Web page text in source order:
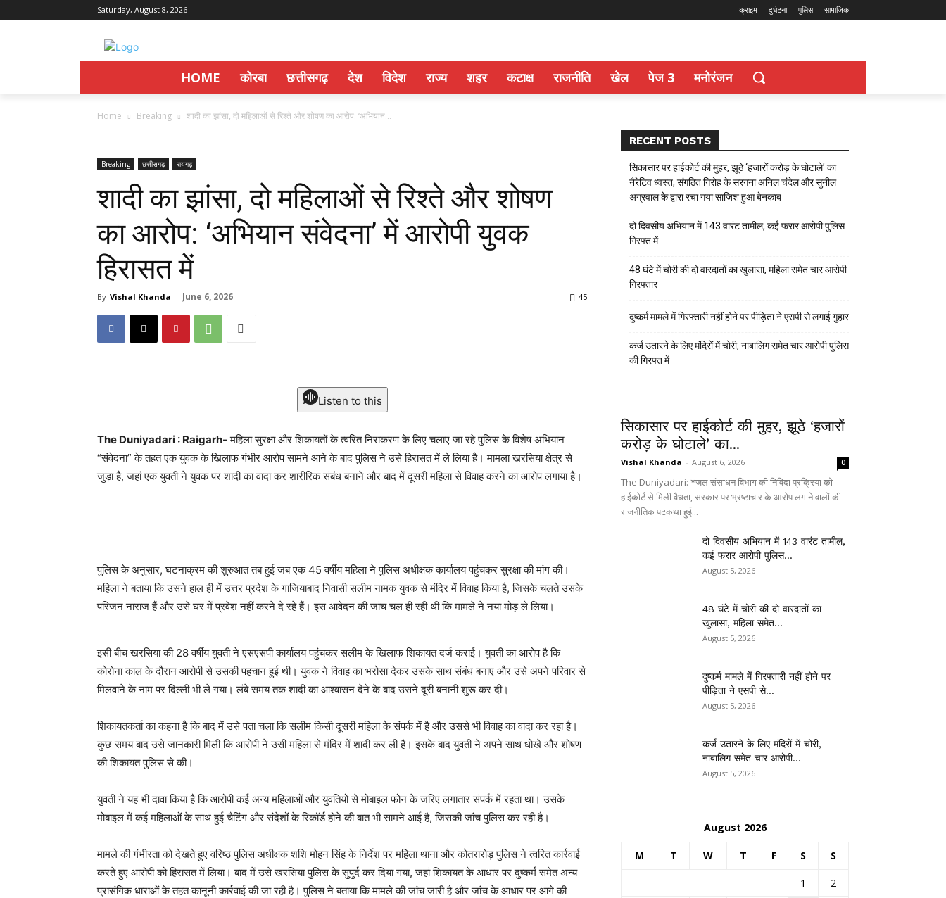
Saturday, August 8, 2026 क्राइम दुर्घटना पुलिस सामाजिक
HOME कोरबा छत्तीसगढ़ देश विदेश राज्य शहर कटाक्ष राजनीति खेल पेज 3 मनोरंजन
Home Breaking शादी का झांसा, दो महिलाओं से रिश्ते और शोषण का आरोप: ‘अभियान...
Breaking छत्तीसगढ़ रायगढ़
शादी का झांसा, दो महिलाओं से रिश्ते और शोषण
का आरोप: ‘अभियान संवेदना’ में आरोपी युवक
हिरासत में
By Vishal Khanda - June 6, 2026 45
Listen to this
The Duniyadari : Raigarh- महिला सुरक्षा और शिकायतों के त्वरित निराकरण के लिए चलाए जा रहे पुलिस के विशेष अभियान
“संवेदना” के तहत एक युवक के खिलाफ गंभीर आरोप सामने आने के बाद पुलिस ने उसे हिरासत में ले लिया है। मामला खरसिया क्षेत्र से
जुड़ा है, जहां एक युवती ने युवक पर शादी का वादा कर शारीरिक संबंध बनाने और बाद में दूसरी महिला से विवाह करने का आरोप लगाया है।
पुलिस के अनुसार, घटनाक्रम की शुरुआत तब हुई जब एक 45 वर्षीय महिला ने पुलिस अधीक्षक कार्यालय पहुंचकर सुरक्षा की मांग की।
महिला ने बताया कि उसने हाल ही में उत्तर प्रदेश के गाजियाबाद निवासी सलीम नामक युवक से मंदिर में विवाह किया है, जिसके चलते उसके
परिजन नाराज हैं और उसे घर में प्रवेश नहीं करने दे रहे हैं। इस आवेदन की जांच चल ही रही थी कि मामले ने नया मोड़ ले लिया।
इसी बीच खरसिया की 28 वर्षीय युवती ने एसएसपी कार्यालय पहुंचकर सलीम के खिलाफ शिकायत दर्ज कराई। युवती का आरोप है कि
कोरोना काल के दौरान आरोपी से उसकी पहचान हुई थी। युवक ने विवाह का भरोसा देकर उसके साथ संबंध बनाए और उसे अपने परिवार से
मिलवाने के नाम पर दिल्ली भी ले गया। लंबे समय तक शादी का आश्वासन देने के बाद उसने दूरी बनानी शुरू कर दी।
शिकायतकर्ता का कहना है कि बाद में उसे पता चला कि सलीम किसी दूसरी महिला के संपर्क में है और उससे भी विवाह का वादा कर रहा है।
कुछ समय बाद उसे जानकारी मिली कि आरोपी ने उसी महिला से मंदिर में शादी कर ली है। इसके बाद युवती ने अपने साथ धोखे और शोषण
की शिकायत पुलिस से की।
युवती ने यह भी दावा किया है कि आरोपी कई अन्य महिलाओं और युवतियों से मोबाइल फोन के जरिए लगातार संपर्क में रहता था। उसके
मोबाइल में कई महिलाओं के साथ हुई चैटिंग और संदेशों के रिकॉर्ड होने की बात भी सामने आई है, जिसकी जांच पुलिस कर रही है।
मामले की गंभीरता को देखते हुए वरिष्ठ पुलिस अधीक्षक शशि मोहन सिंह के निर्देश पर महिला थाना और कोतरारोड़ पुलिस ने त्वरित कार्रवाई
करते हुए आरोपी को हिरासत में लिया। बाद में उसे खरसिया पुलिस के सुपुर्द कर दिया गया, जहां शिकायत के आधार पर दुष्कर्म समेत अन्य
प्रासंगिक धाराओं के तहत कानूनी कार्रवाई की जा रही है। पुलिस ने बताया कि मामले की जांच जारी है और जांच के आधार पर आगे की
RECENT POSTS
सिकासार पर हाईकोर्ट की मुहर, झूठे ‘हजारों करोड़ के घोटाले’ का
नैरेटिव ध्वस्त, संगठित गिरोह के सरगना अनिल चंदेल और सुनील
अग्रवाल के द्वारा रचा गया साजिश हुआ बेनकाब
दो दिवसीय अभियान में 143 वारंट तामील, कई फरार आरोपी पुलिस
गिरफ्त में
48 घंटे में चोरी की दो वारदातों का खुलासा, महिला समेत चार आरोपी
गिरफ्तार
दुष्कर्म मामले में गिरफ्तारी नहीं होने पर पीड़िता ने एसपी से लगाई गुहार
कर्ज उतारने के लिए मंदिरों में चोरी, नाबालिग समेत चार आरोपी पुलिस
की गिरफ्त में
सिकासार पर हाईकोर्ट की मुहर, झूठे ‘हजारों
करोड़ के घोटाले’ का...
Vishal Khanda - August 6, 2026 0
The Duniyadari: *जल संसाधन विभाग की निविदा प्रक्रिया को
हाईकोर्ट से मिली वैधता, सरकार पर भ्रष्टाचार के आरोप लगाने वालों की
राजनीतिक पटकथा हुई...
दो दिवसीय अभियान में 143 वारंट तामील,
कई फरार आरोपी पुलिस...
August 5, 2026
48 घंटे में चोरी की दो वारदातों का
खुलासा, महिला समेत...
August 5, 2026
दुष्कर्म मामले में गिरफ्तारी नहीं होने पर
पीड़िता ने एसपी से...
August 5, 2026
कर्ज उतारने के लिए मंदिरों में चोरी,
नाबालिग समेत चार आरोपी...
August 5, 2026
August 2026
M T W T F S S
1
2